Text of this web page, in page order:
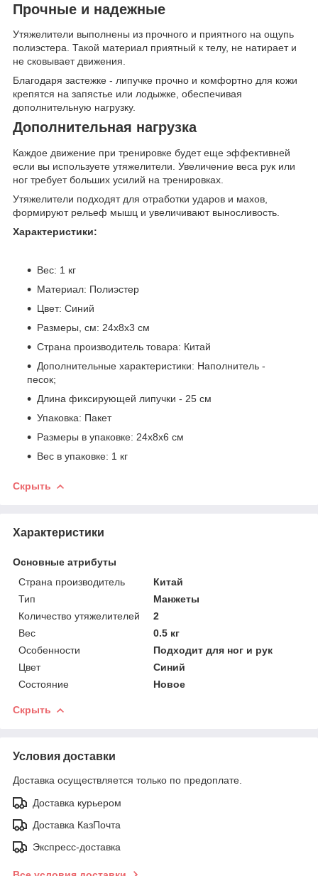
Прочные и надежные
Утяжелители выполнены из прочного и приятного на ощупь
полиэстера. Такой материал приятный к телу, не натирает и
не сковывает движения.
Благодаря застежке - липучке прочно и комфортно для кожи
крепятся на запястье или лодыжке, обеспечивая
дополнительную нагрузку.
Дополнительная нагрузка
Каждое движение при тренировке будет еще эффективней
если вы используете утяжелители. Увеличение веса рук или
ног требует больших усилий на тренировках.
Утяжелители подходят для отработки ударов и махов,
формируют рельеф мышц и увеличивают выносливость.
Характеристики:
Вес: 1 кг
Материал: Полиэстер
Цвет: Синий
Размеры, см: 24х8х3 см
Страна производитель товара: Китай
Дополнительные характеристики: Наполнитель -
песок;
Длина фиксирующей липучки - 25 см
Упаковка: Пакет
Размеры в упаковке: 24х8х6 см
Вес в упаковке: 1 кг
Скрыть
Характеристики
Основные атрибуты
Страна производитель
Китай
Тип
Манжеты
Количество утяжелителей
2
Вес
0.5 кг
Особенности
Подходит для ног и рук
Цвет
Синий
Состояние
Новое
Скрыть
Условия доставки
Доставка осуществляется только по предоплате.
Доставка курьером
Доставка КазПочта
Экспресс-доставка